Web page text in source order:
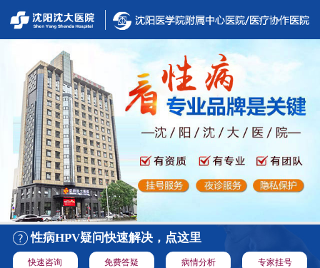
性病HPV疑问快速解决，点这里
快速咨询 免费答疑 病情分析 专家挂号